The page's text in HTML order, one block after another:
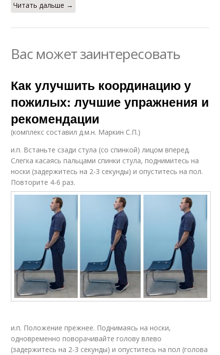
Читать дальше →
Вас может заинтересовать
Как улучшить координацию у
пожилых: лучшие упражнения и
рекомендации
(комплекс составил д.м.н. Маркин С.П.)
и.п. Встаньте сзади стула (со спинкой) лицом вперед.
Слегка касаясь пальцами спинки стула, поднимитесь на
носки (задержитесь на 2-3 секунды) и опуститесь на пол.
Повторите 4-6 раз.
и.п. Положение прежнее. Поднимаясь на носки,
одновременно поворачивайте голову влево
(задержитесь на 2-3 секунды) и опуститесь на пол (голова